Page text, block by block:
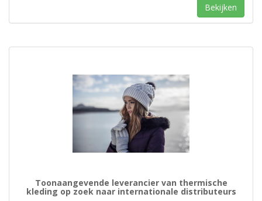
Bekijken
Toonaangevende leverancier van thermische
kleding op zoek naar internationale distributeurs